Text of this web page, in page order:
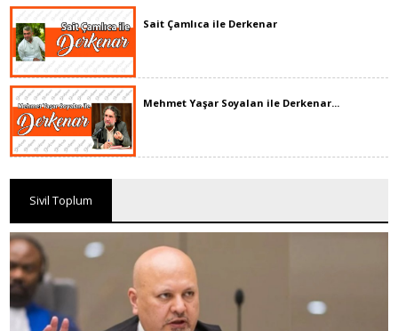
Sait Çamlıca ile Derkenar
Mehmet Yaşar Soyalan ile Derkenar...
Sivil Toplum